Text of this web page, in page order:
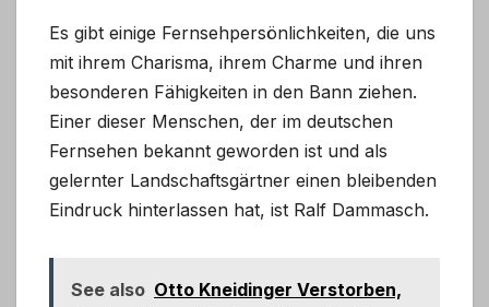
Es gibt einige Fernsehpersönlichkeiten, die uns
mit ihrem Charisma, ihrem Charme und ihren
besonderen Fähigkeiten in den Bann ziehen.
Einer dieser Menschen, der im deutschen
Fernsehen bekannt geworden ist und als
gelernter Landschaftsgärtner einen bleibenden
Eindruck hinterlassen hat, ist Ralf Dammasch.
See also Otto Kneidinger Verstorben,